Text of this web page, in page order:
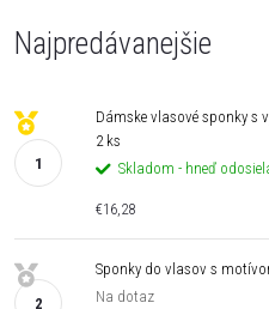
Najpredávanejšie
Dámske vlasové sponky s
2 ks
Skladom - hneď
€16,28
Sponky do vlasov s
Na dotaz